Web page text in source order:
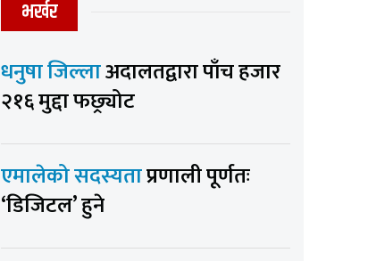
भर्खर
धनुषा जिल्लाअदालतद्वारा पाँच हजार
२१६ मुद्दा फछ्र्योट
एमालेको सदस्यताप्रणाली पूर्णतः
‘डिजिटल’ हुने